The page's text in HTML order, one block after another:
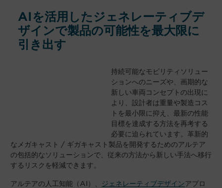
AIを活用したジェネレーティブデ
ザインで製品の可能性を最大限に
引き出す
持続可能なモビリティソリュー
ションへのニーズや、画期的な
新しい車両コンセプトの出現に
より、設計者は重量や製造コス
トを最小限に抑え、最新の性能
目標を達成する方法を再考する
必要に迫られています。革新的
なメガキャスト / ギガキャスト製品を開発するためのアルテア
の包括的なソリューションで、従来の方法から新しい手法へ移行
するリスクを軽減できます。
アルテアの人工知能（AI）、 ジェネレーティブデザインアプロ